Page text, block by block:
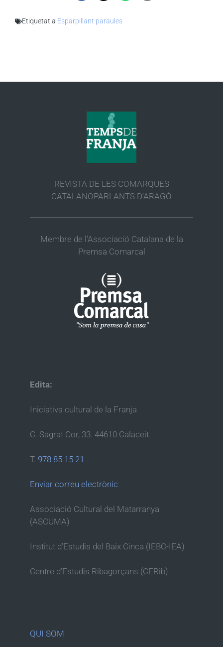
Etiquetat a Esparpillant paraules
REVISTA DE LES COMARQUES
CATALANOPARLANTS D’ARAGÓ
Membre de l’Associació Catalana de la
Premsa Comarcal
Edita:
Iniciativa cultural de la Franja
C. Sagrat Cor, 33. 44610 Calaceit.
T. 978 85 15 21
Enviar correu electrònic
Associació Cultural del Matarranya
(ASCUMA)
Institut d’Estudis del Baix Cinca (IEBC-IEA)
Centre d’Estudis Ribagorçans (CERib)
QUI SOM